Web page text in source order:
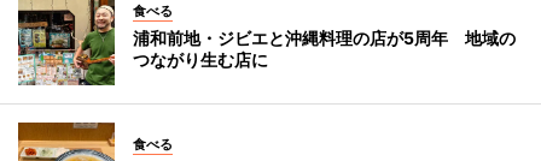
食べる
浦和前地・ジビエと沖縄料理の店が5周年 地域の
つながり生む店に
食べる